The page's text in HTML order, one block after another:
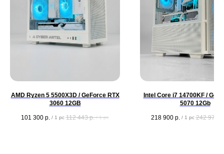
AMD Ryzen 5 5500X3D / GeForce RTX
3060 12GB
101 300 р. / 1 pc 112 443 р. / 1 pc
Intel Core i7 14700KF /
5070 12Gb
218 900 р. / 1 pc 242 979